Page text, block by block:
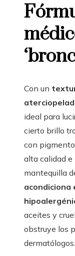
Con un
ideal para
cierto brillo
con
alta calidad
mantequilla
acondiciona
aceites y
obstruye los
dermatólogos.